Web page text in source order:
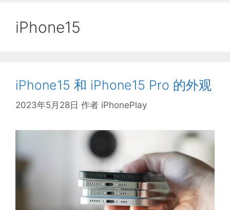
iPhone15
iPhone15 和 iPhone15 Pro 的外观
2023年5月28日 作者 iPhonePlay